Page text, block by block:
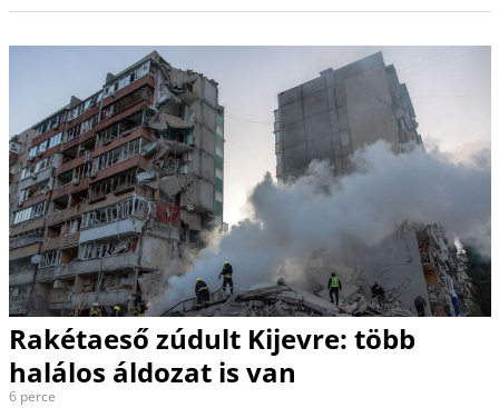
Rakétaeső zúdult Kijevre: több
halálos áldozat is van
6 perce